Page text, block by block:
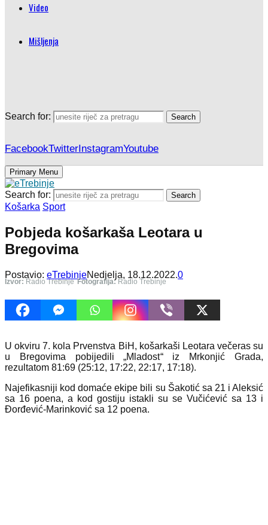
Video
Mišljenja
Search for: Search
FacebookTwitterInstagramYoutube
Primary Menu
Search for: Search
Košarka Sport
Pobjeda košarkaša Leotara u
Bregovima
Postavio: eTrebinjeNedjelja, 18.12.2022.0
Izvor: Radio Trebinje Fotografija:Radio Trebinje
U okviru 7. kola Prvenstva BiH, košarkaši Leotara večeras su
u Bregovima pobijedili „Mladost“ iz Mrkonjić Grada,
rezultatom 81:69 (25:12, 17:22, 22:17, 17:18).
Najefikasniji kod domaće ekipe bili su Šakotić sa 21 i Aleksić
sa 16 poena, a kod gostiju istakli su se Vučićević sa 13 i
Đorđević-Marinković sa 12 poena.